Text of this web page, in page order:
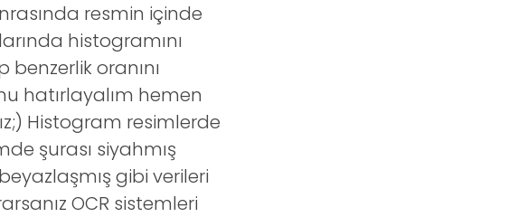
resmin içinde
histogramını
benzerlik oranını
hatırlayalım hemen
Histogram resimlerde
şurası siyahmış
gibi verileri
OCR sistemleri